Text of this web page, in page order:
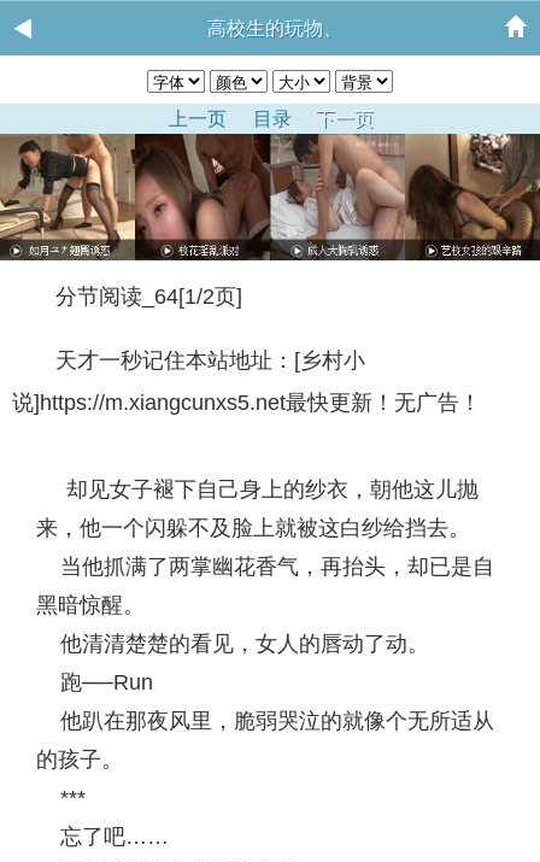
高校生的玩物、
上一页 目录 下一页
分节阅读_64[1/2页]
天才一秒记住本站地址：[乡村小
说]https://m.xiangcunxs5.net最快更新！无广告！
却见女子褪下自己身上的纱衣，朝他这儿抛
来，他一个闪躲不及脸上就被这白纱给挡去。
当他抓满了两掌幽花香气，再抬头，却已是自
黑暗惊醒。
他清清楚楚的看见，女人的唇动了动。
跑──Run
他趴在那夜风里，脆弱哭泣的就像个无所适从
的孩子。
***
忘了吧……